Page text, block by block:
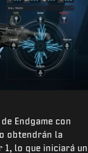
Endgame con
obtendrán la
lo que iniciará un